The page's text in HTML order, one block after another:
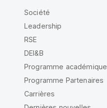
Société
Leadership
RSE
DEI&B
Programme académique
Programme Partenaires
Carrières